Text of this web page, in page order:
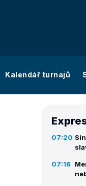
Kalendář turnajů
07:20
07:16